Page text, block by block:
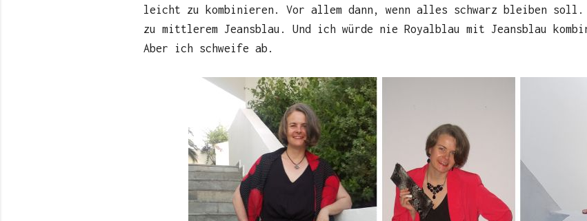
leicht zu kombinieren. Vor allem dann, wenn alles schwarz bleiben soll.
zu mittlerem Jeansblau. Und ich würde nie Royalblau mit Jeansblau
Aber ich schweife ab.